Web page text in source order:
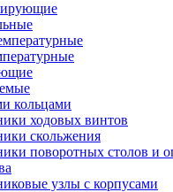
кольцами
ходовых винтов
скольжения
поворотных столов и
узлы с корпусами